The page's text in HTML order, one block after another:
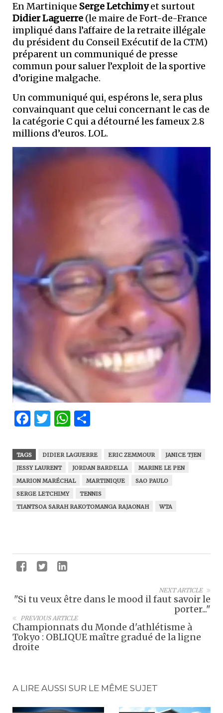
En Martinique Serge Letchimyet surtout
Didier Laguerre (le maire de Fort-de-France
impliqué dans l’affaire de la retraite illégale
du président du Conseil Exécutif de la CTM)
préparent un communiqué de presse
commun pour saluer l’exploit de la sportive
d’origine malgache.
Un communiqué qui, espérons le, sera plus
convainquant que celui concernant le cas de
la catégorie C qui a détourné les fameux 2.8
millions d’euros. LOL.
Facebook
Twitter
WhatsApp
TAGS DIDIER LAGUERRE ERIC ZEMMOUR
JANICE TJEN
JESSY LAURENT
JORDAN BARDELLA
MARINE LE PEN
MARION MARÉCHAL
MARTINIQUE
SAO PAULO
SERGE LETCHIMY
TENNIS
TIANTSOA SARAH RAKOTOMANGA RAJAONAH
WTA
NEXT ARTICLE
"Si tu veux être dans le mood il faut savoir le
porter..."
PREVIOUS ARTICLE
Championnats du Monde d'athlétisme à
Tokyo : OBLIQUE maître gradué de la ligne
droite
A LIRE AUSSI SUR LE MÊME SUJET